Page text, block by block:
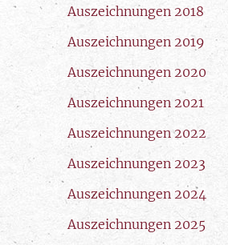
Auszeichnungen 2018
Auszeichnungen 2019
Auszeichnungen 2020
Auszeichnungen 2021
Auszeichnungen 2022
Auszeichnungen 2023
Auszeichnungen 2024
Auszeichnungen 2025